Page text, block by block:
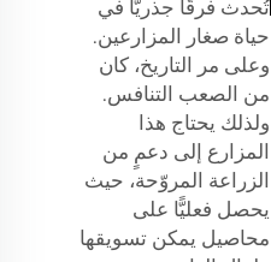
تُحدث فرقًا جذريًّا في
حياة صغار المزارعين.
وعلى مر التاريخ، كان
من الصعب التنافس.
ولذلك يحتاج هذا
المزارع إلى دعمٍ من
الزراعة المروّحة، حيث
يحصل فعليًّا على
محاصيل يمكن تسويقها